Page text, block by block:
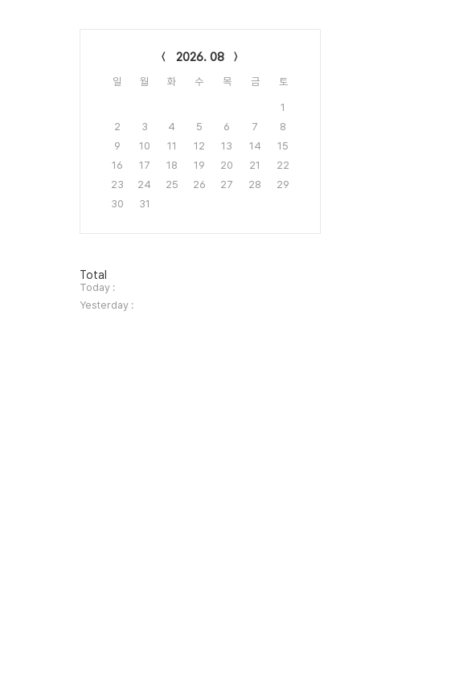
2026. 08
일 월 화 수 목 금 토
1
2
3 4 5 6 7
8
9
10 11 12 13 14
15
16
17 18 19 20 21
22
23
24 25 26 27 28
29
30
31
방
문
자
수
Total
Today :
Yesterday :